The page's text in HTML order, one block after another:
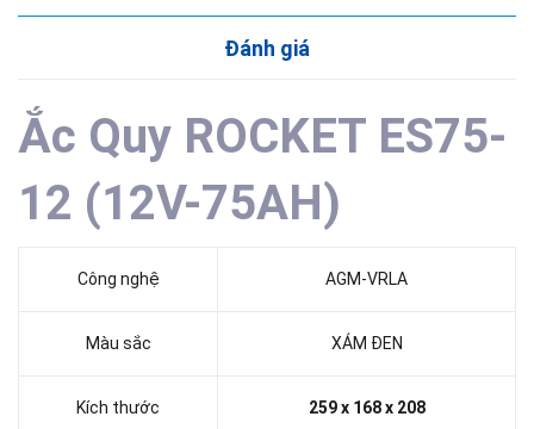
Đánh giá
Ắc Quy ROCKET ES75-
12 (12V-75AH)
Công nghệ AGM-VRLA
Màu sắc XÁM ĐEN
Kích thước 259 x 168 x 208